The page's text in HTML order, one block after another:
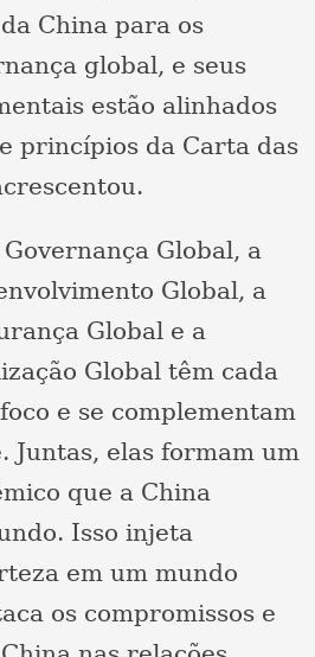
China para os
global, e seus
estão alinhados
princípios da Carta das
Global, a
Global, a
Global e a
Global têm cada
e se complementam
Juntas, elas formam um
que a China
Isso injeta
em um mundo
os compromissos e